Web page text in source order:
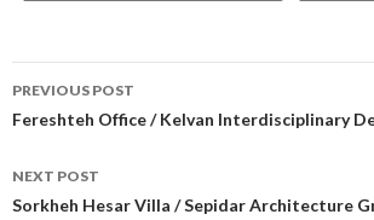
Post
navigation
PREVIOUS POST
Fereshteh Office / Kelvan Interdisciplinary
NEXT POST
Sorkheh Hesar Villa / Sepidar Architecture